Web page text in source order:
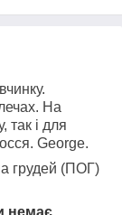
На
так і для
George.
грудей (ПОГ)
немає